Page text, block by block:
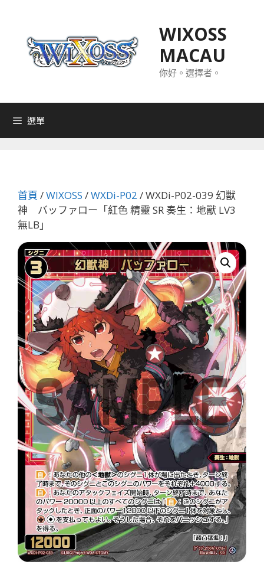
WIXOSS
MACAU
你好。選擇者。
選單
首頁 /WIXOSS /WXDi-P02 / WXDi-P02-039 幻獣
神 バッファロー「紅色 精靈 SR 奏生：地獸 LV3
無LB」